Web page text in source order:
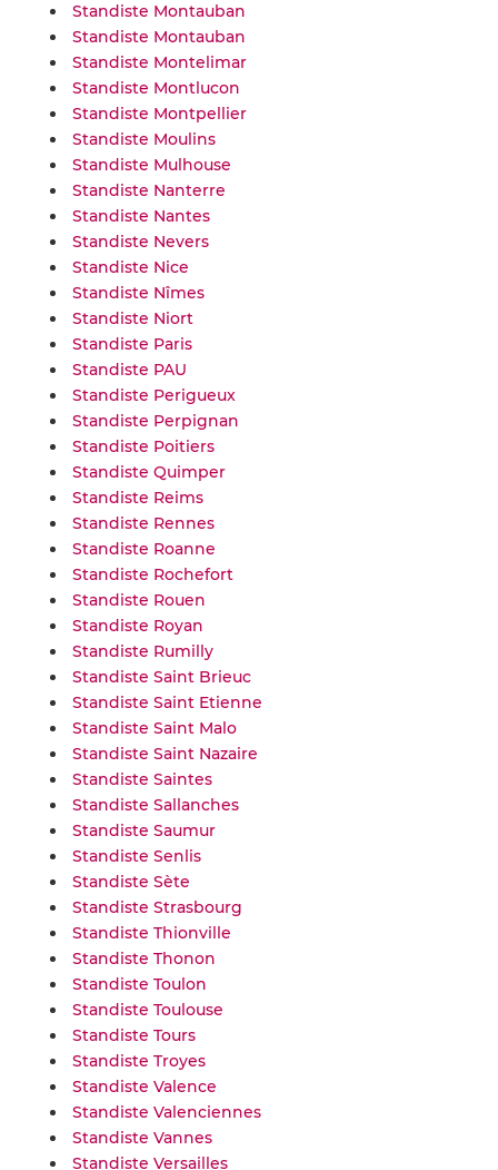
Standiste Montauban
Standiste Montauban
Standiste Montelimar
Standiste Montlucon
Standiste Montpellier
Standiste Moulins
Standiste Mulhouse
Standiste Nanterre
Standiste Nantes
Standiste Nevers
Standiste Nice
Standiste Nîmes
Standiste Niort
Standiste Paris
Standiste PAU
Standiste Perigueux
Standiste Perpignan
Standiste Poitiers
Standiste Quimper
Standiste Reims
Standiste Rennes
Standiste Roanne
Standiste Rochefort
Standiste Rouen
Standiste Royan
Standiste Rumilly
Standiste Saint Brieuc
Standiste Saint Etienne
Standiste Saint Malo
Standiste Saint Nazaire
Standiste Saintes
Standiste Sallanches
Standiste Saumur
Standiste Senlis
Standiste Sète
Standiste Strasbourg
Standiste Thionville
Standiste Thonon
Standiste Toulon
Standiste Toulouse
Standiste Tours
Standiste Troyes
Standiste Valence
Standiste Valenciennes
Standiste Vannes
Standiste Versailles